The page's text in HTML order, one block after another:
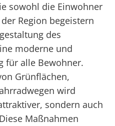
sowohl die Einwohner
Region begeistern
des
moderne und
für alle Bewohner.
Grünflächen,
wird
sondern auch
Maßnahmen